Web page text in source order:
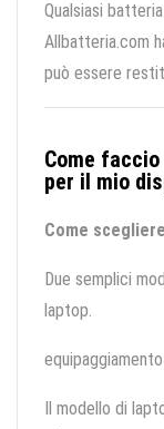
Qualsiasi
Allbatteria.com
può essere
Come
per il mio
Come
Due semplici
laptop.
Il modello di